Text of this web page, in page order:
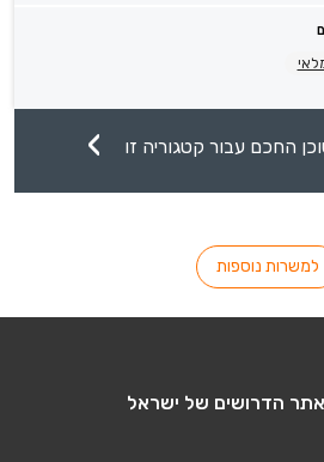
החכם עבור קטגוריה זו
למשרות נוספות